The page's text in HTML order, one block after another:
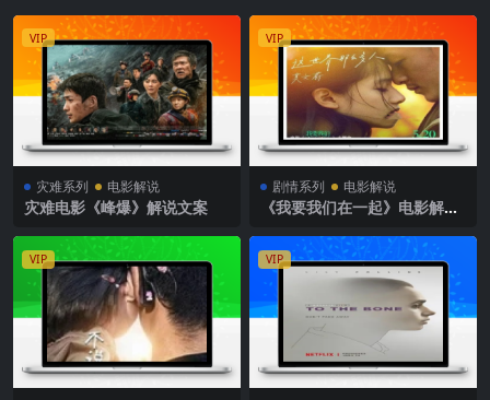
VIP
灾难系列 电影解说
灾难电影《峰爆》解说文案
VIP
剧情系列 电影解说
《我要我们在一起》电影解说
VIP VIP